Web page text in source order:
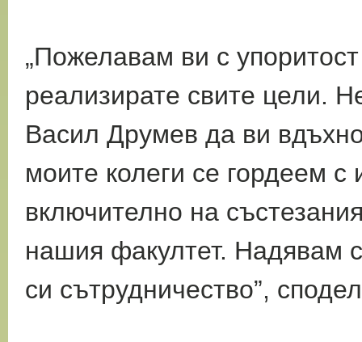
„Пожелавам ви с
реализирате свите цели.
Васил Друмев да ви
моите колеги се гордеем
включително на
нашия факултет. Надявам
си сътрудничество”,